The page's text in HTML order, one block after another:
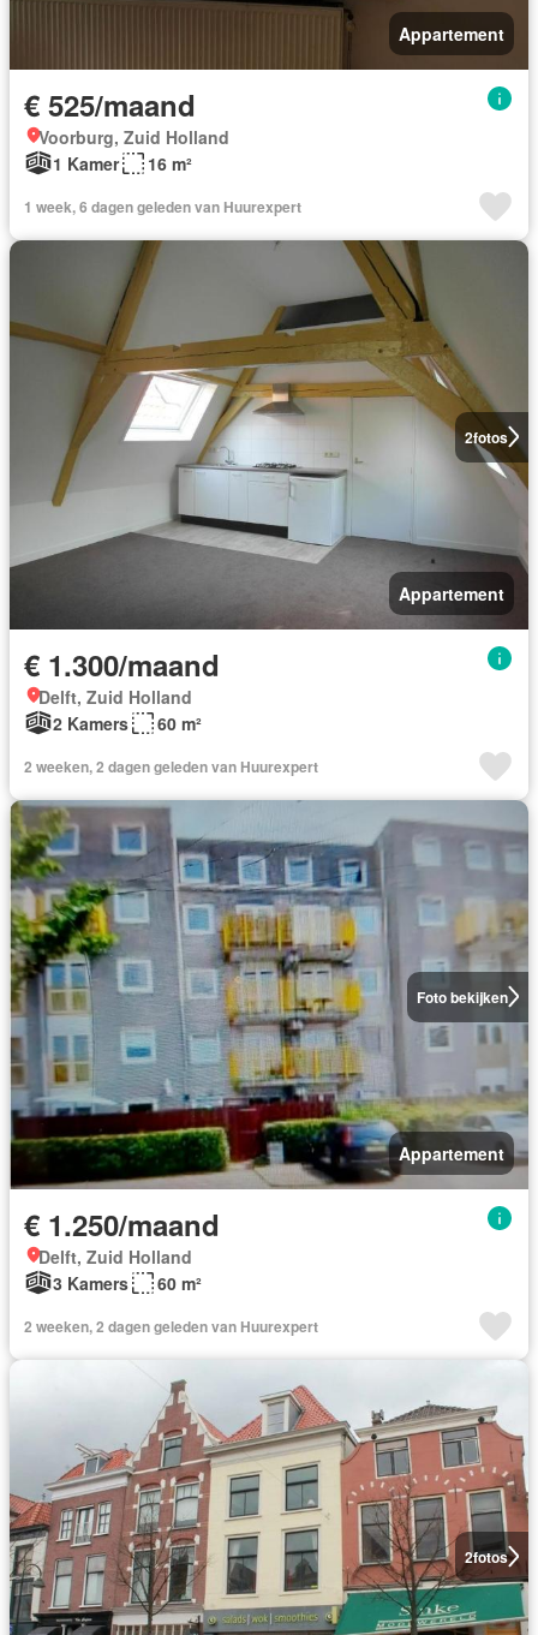
Appartement
€ 525/maand
Voorburg, Zuid Holland
1 Kamer
16 m²
1 week, 6 dagen geleden van Huurexpert
2fotos
Appartement
€ 1.300/maand
Delft, Zuid Holland
2 Kamers
60 m²
2 weeken, 2 dagen geleden van Huurexpert
Foto bekijken
Appartement
€ 1.250/maand
Delft, Zuid Holland
3 Kamers
60 m²
2 weeken, 2 dagen geleden van Huurexpert
2fotos